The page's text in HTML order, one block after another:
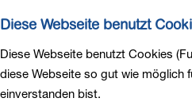
Diese Webseite benutzt
Diese Webseite benutzt Cookies
diese Webseite so gut wie möglich
einverstanden bist.